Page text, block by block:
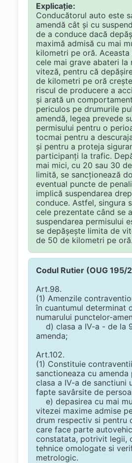
Explicație:
Conducătorul auto este
amendă cât și cu
de a conduce dacă
maximă admisă cu mai
kilometri pe oră.
cele mai grave abateri la
viteză, pentru că
de kilometri pe oră
riscul de producere a
și arată un
periculos pe drumurile
amendă, legea prevede
permisului pentru o
tocmai pentru a
și pentru a proteja
participanți la trafic.
mai mici, cu 20 sau 30
limită, se sancționează
eventual puncte de
implică suspendarea
conduce. Astfel, singura
cele prezentate când se
suspendarea permisului
se depășește limita de
de 50 de kilometri pe oră.
Codul Rutier (OUG 195/
Art.98.
(1) Amenzile
în cuantumul determinat
numarului punctelor-
d) clasa a IV-a - de la
amenda;
Art.102.
(1) Constituie
sanctioneaza cu amenda
clasa a IV-a de sanctiuni
fapte savârsite de
e) depasirea cu mai
vitezei maxime admise
drum respectiv si pentru
care face parte
constatata, potrivit legii,
tehnice omologate si
metrologic.